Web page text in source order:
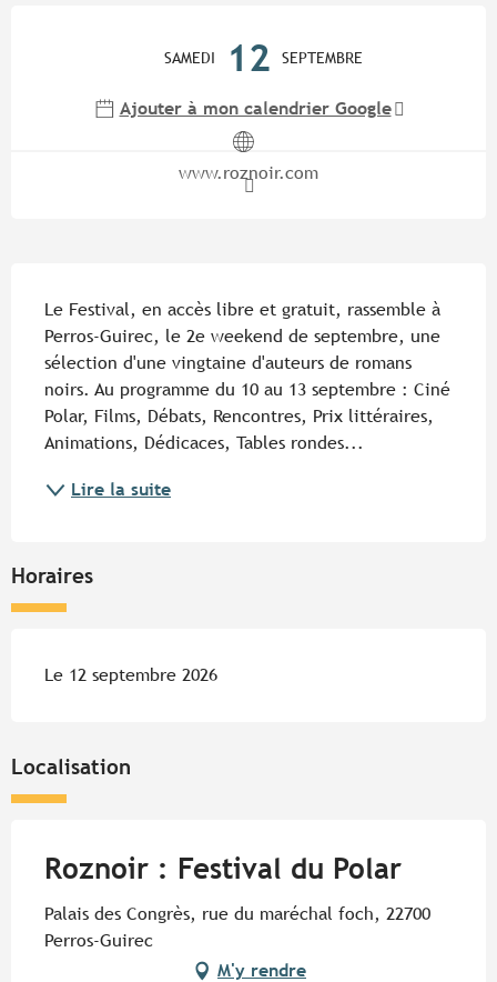
SAMEDI 12 SEPTEMBRE
Ajouter à mon calendrier Google
www.roznoir.com
Le Festival, en accès libre et gratuit, rassemble à
Perros-Guirec, le 2e weekend de septembre, une
sélection d'une vingtaine d'auteurs de romans
noirs. Au programme du 10 au 13 septembre : Ciné
Polar, Films, Débats, Rencontres, Prix littéraires,
Animations, Dédicaces, Tables rondes...
Lire la suite
Horaires
Le 12 septembre 2026
Localisation
Roznoir : Festival du Polar
Palais des Congrès, rue du maréchal foch, 22700
Perros-Guirec
M'y rendre